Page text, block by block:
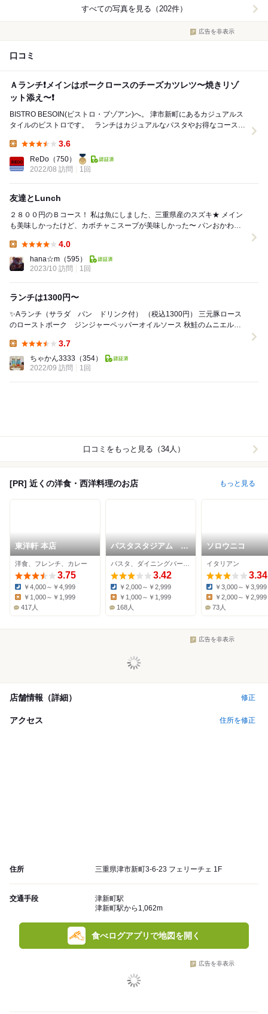
すべての写真を見る（202件）
広告を非表示
口コミ
Ａランチ❗️メインはポークロースのチーズカツレツ〜焼きリゾ
ット添え〜❗️
BISTRO BESOIN(ビストロ・ブゾアン)へ。 津市新町にあるカジュアルス
タイルのビストロです。 ランチはカジュアルなパスタやお得なコースメ
3.6
ReDo （750）
2022/08 訪問
1回
友達とLunch
２８００円のＢコース！ 私は魚にしました、三重県産のスズキ★ メイン
も美味しかったけど、カボチャこスープが美味しかった〜 パンおかわり
4.0
hana☆m （595）
2023/10 訪問
1回
ランチは1300円〜
✨Aランチ（サラダ パン ドリンク付） （税込1300円） 三元豚ロース
のローストポーク ジンジャーペッパーオイルソース 秋鮭のムニエル
3.7
ちゃかん3333 （354）
2022/09 訪問
1回
口コミをもっと見る（34人）
[PR] 近くの洋食・西洋料理のお店 もっと見る
東洋軒 本店
洋食、フレンチ、カレー
3.75
Dinner:
￥4,000～￥4,999
￥1,000～￥1,999
417人
パスタスタジアム よ
ろこば食堂 津店
3.42
Dinner:
￥2,000～￥2,999
￥1,000～￥1,999
168人
ソロウニコ
イタリアン
3.34
Dinner:
￥3,000～￥3,999
Lunch:
￥2,000～￥2,999
73人
広告を非表示
店舗情報（詳細） 修正
アクセス 住所を修正
住所 三重県津市新町3-6-23 フェリーチェ 1F
交通手段
津新町駅
津新町駅から1,062m
食べログアプリで地図を開く
広告を非表示